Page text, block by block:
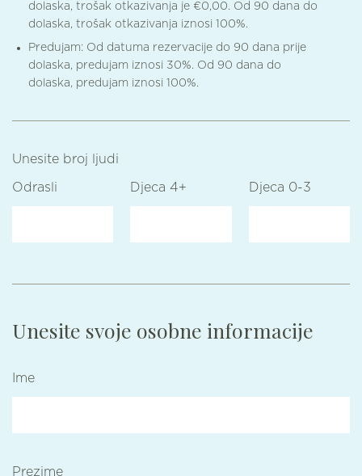
dolaska, trošak otkazivanja je €0,00. Od 90 dana do
dolaska, trošak otkazivanja iznosi 100%.
Predujam: Od datuma rezervacije do 90 dana prije
dolaska, predujam iznosi 30%. Od 90 dana do
dolaska, predujam iznosi 100%.
Unesite broj ljudi
Odrasli Djeca 4+ Djeca 0-3
Unesite svoje osobne informacije
Ime
Prezime